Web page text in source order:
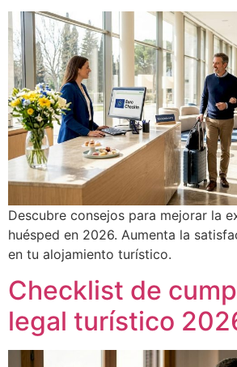
Descubre consejos para mejorar la
huésped en 2026. Aumenta la
en tu alojamiento turístico.
Checklist de
legal turístico